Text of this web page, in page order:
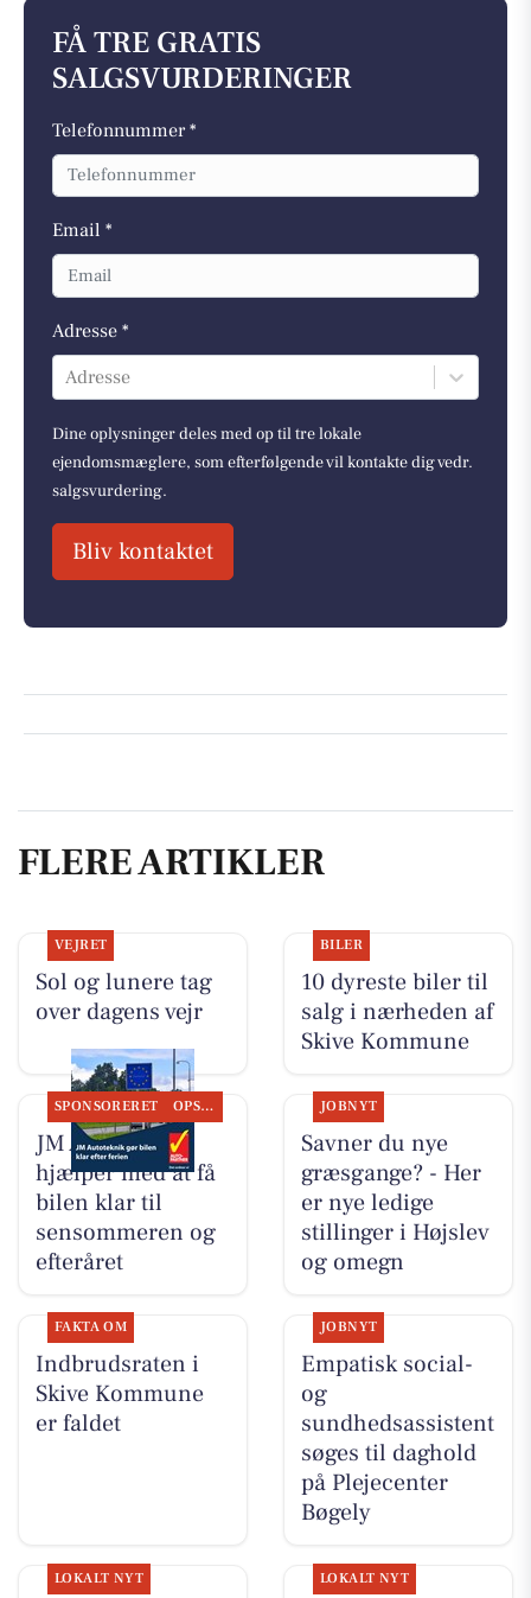
FÅ TRE GRATIS
SALGSVURDERINGER
Telefonnummer *
Email *
Adresse *
Adresse
Dine oplysninger deles med op til tre lokale
ejendomsmæglere, som efterfølgende vil kontakte dig vedr.
salgsvurdering.
Bliv kontaktet
FLERE ARTIKLER
VEJRET
Sol og lunere tag
over dagens vejr
BILER
10 dyreste biler til
salg i nærheden af
Skive Kommune
SPONSORERET OPSLAGSTAVLEN
JM Autoteknik
hjælper med at få
bilen klar til
sensommeren og
efteråret
JOBNYT
Savner du nye
græsgange? - Her
er nye ledige
stillinger i Højslev
og omegn
FAKTA OM
Indbrudsraten i
Skive Kommune
er faldet
JOBNYT
Empatisk social-
og
sundhedsassistent
søges til daghold
på Plejecenter
Bøgely
LOKALT NYT LOKALT NYT